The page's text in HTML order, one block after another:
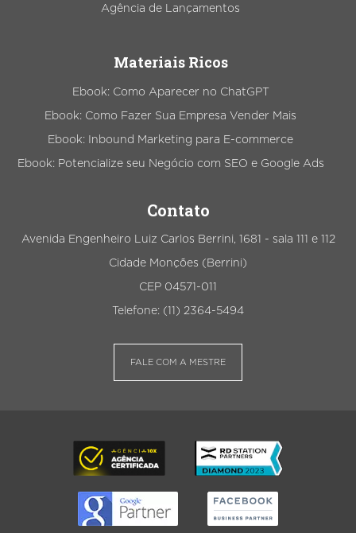
Agência de Lançamentos
Materiais Ricos
Ebook: Como Aparecer no ChatGPT
Ebook: Como Fazer Sua Empresa Vender Mais
Ebook: Inbound Marketing para E-commerce
Ebook: Potencialize seu Negócio com SEO e Google Ads
Contato
Avenida Engenheiro Luiz Carlos Berrini, 1681 - sala 111 e 112
Cidade Monções (Berrini)
CEP 04571-011
Telefone: (11) 2364-5494
FALE COM A MESTRE